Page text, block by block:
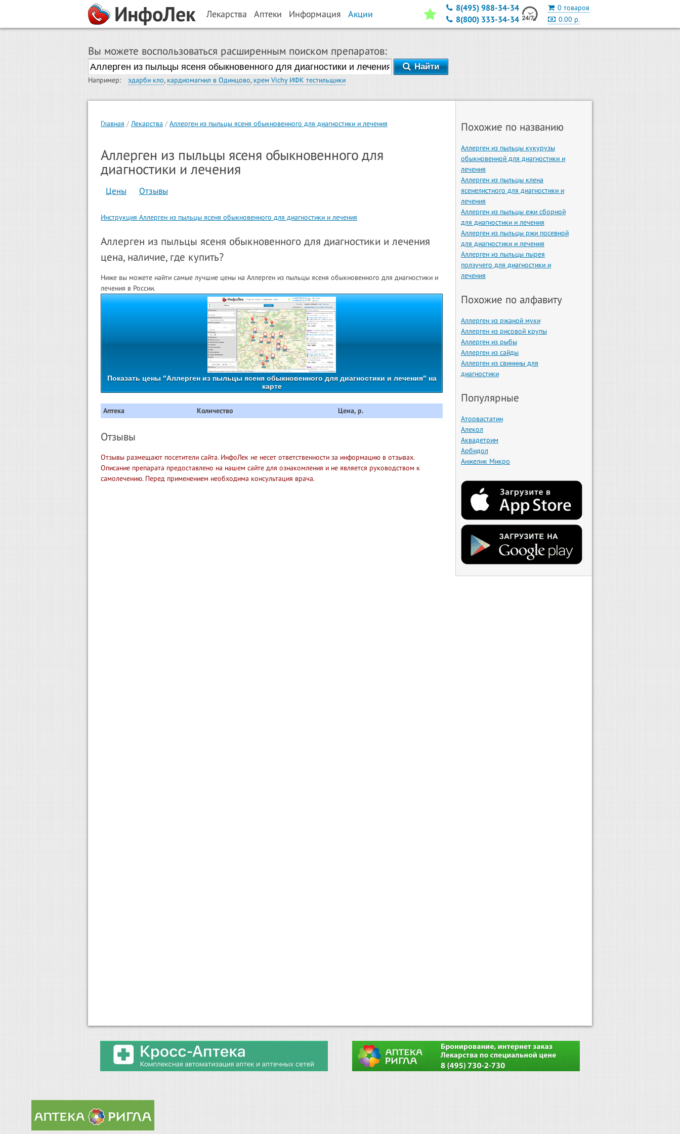
ИнфоЛек Лекарства Аптеки Информация Акции
0 товаров
0.00 р.
8(495) 988-34-34
8(800) 333-34-34
Вы можете воспользоваться расширенным поиском препаратов:
Найти
Например: эдарби кло, кардиомагнил в Одинцово, крем Vichy ИФК тестильщики
Главная Лекарства Аллерген из пыльцы ясеня обыкновенного для диагностики и лечения
Аллерген из пыльцы ясеня обыкновенного для
диагностики и лечения
Цены Отзывы
Инструкция Аллерген из пыльцы ясеня обыкновенного для диагностики и лечения
Аллерген из пыльцы ясеня обыкновенного для диагностики и лечения
цена, наличие, где купить?
Ниже вы можете найти самые лучшие цены на Аллерген из пыльцы ясеня обыкновенного для диагностики и
лечения в России.
Показать цены "Аллерген из пыльцы ясеня обыкновенного для диагностики и лечения" на
карте
Аптека Количество Цена, р.
Отзывы
Отзывы размещают посетители сайта. ИнфоЛек не несет ответственности за информацию в отзывах.
Описание препарата предоставлено на нашем сайте для ознакомления и не является руководством к
самолечению. Перед применением необходима консультация врача.
Похожие по названию
Аллерген из пыльцы кукурузы
обыкновенной для диагностики и
лечения
Аллерген из пыльцы клена
ясенелистного для диагностики и
лечения
Аллерген из пыльцы ежи сборной
для диагностики и лечения
Аллерген из пыльцы ржи посевной
для диагностики и лечения
Аллерген из пыльцы пырея
ползучего для диагностики и
лечения
Похожие по алфавиту
Аллерген из ржаной муки
Аллерген из рисовой крупы
Аллерген из рыбы
Аллерген из сайды
Аллерген из свинины для
диагностики
Популярные
Аторвастатин
Алекол
Аквадетрим
Арбидол
Анжелик Микро